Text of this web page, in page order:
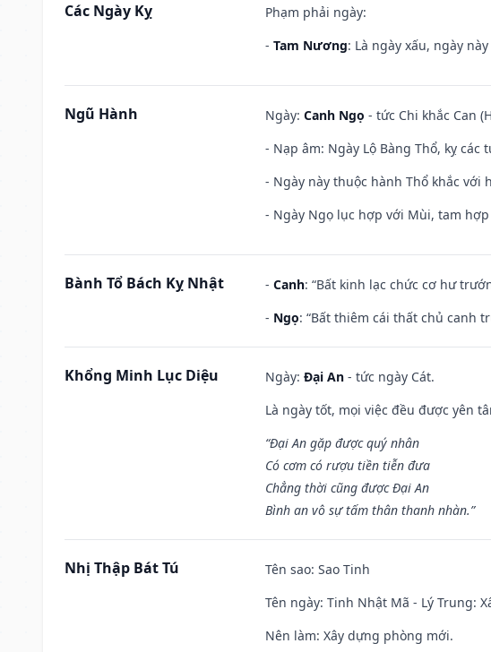
Các Ngày Kỵ
Phạm phải ngày:
- Tam Nương: Là ngày xấu, ngày
Ngũ Hành Ngày: Canh Ngọ - tức Chi khắc Can
- Nạp âm: Ngày Lộ Bàng Thổ, kỵ các
- Ngày này thuộc hành Thổ khắc với
- Ngày Ngọ lục hợp với Mùi, tam
Bành Tổ Bách Kỵ Nhật - Canh: “Bất kinh lạc chức cơ hư
- Ngọ: “Bất thiêm cái thất chủ canh
Khổng Minh Lục Diệu Ngày: Đại An - tức ngày Cát.
Là ngày tốt, mọi việc đều được yên
“Đại An gặp được quý nhân
Có cơm có rượu tiền tiễn đưa
Chẳng thời cũng được Đại An
Bình an vô sự tấm thân thanh nhàn.”
Nhị Thập Bát Tú Tên sao: Sao Tinh
Tên ngày: Tinh Nhật Mã - Lý Trung:
Nên làm: Xây dựng phòng mới.